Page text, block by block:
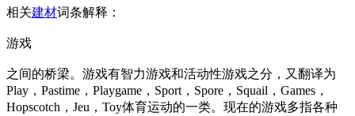
相关建材词条解释：
游戏
之间的桥梁。游戏有智力游戏和活动性游戏之分，又翻译为
Play，Pastime，Playgame，Sport，Spore，Squail，Games，
Hopscotch，Jeu，Toy体育运动的一类。现在的游戏多指各种